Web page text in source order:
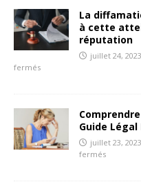
La
à cette
réputation
juillet 24, 2023
fermés
Guide
juillet 23, 2023
fermés